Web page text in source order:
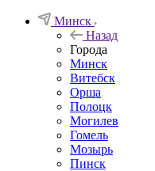
Минск
Назад
Города
Минск
Витебск
Орша
Полоцк
Могилев
Гомель
Мозырь
Пинск